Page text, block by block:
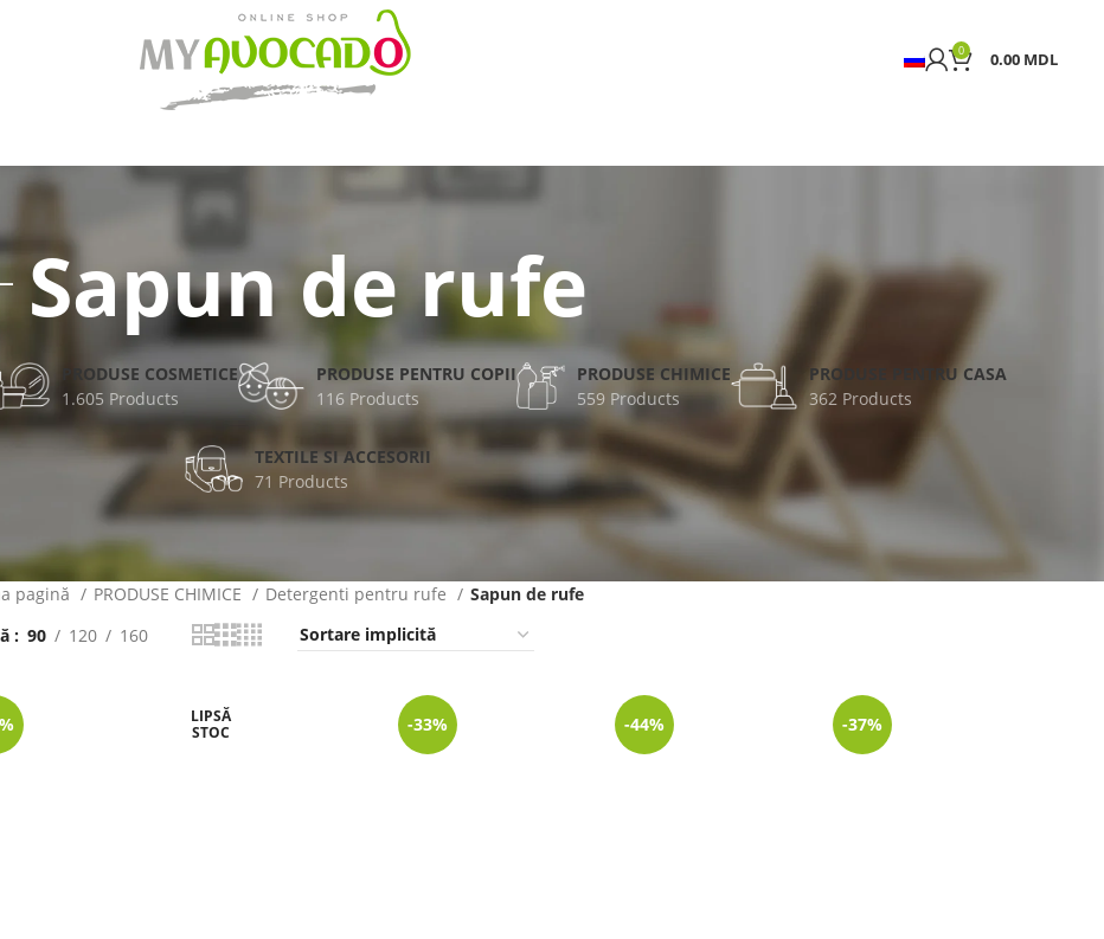
0 0.00 MDL
Sapun de rufe
PRODUSE COSMETICE
1.605 Products
PRODUSE PENTRU COPII
116 Products
PRODUSE CHIMICE
559 Products
PRODUSE PENTRU CASA
362 Products
TEXTILE SI ACCESORII
71 Products
pagină PRODUSE CHIMICE Detergenti pentru rufe
Sapun de rufe
90 120 160
LIPSĂ
STOC
-33% -44% -37%